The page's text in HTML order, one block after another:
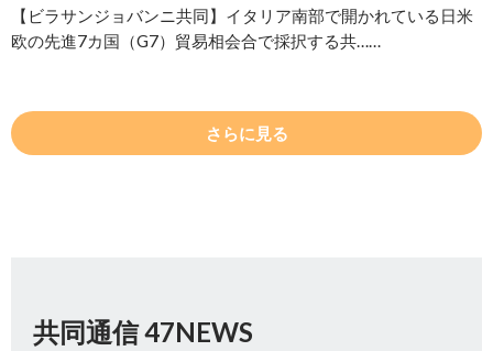
【ビラサンジョバンニ共同】イタリア南部で開かれている日米
欧の先進7カ国（G7）貿易相会合で採択する共……
さらに見る
共同通信 47NEWS